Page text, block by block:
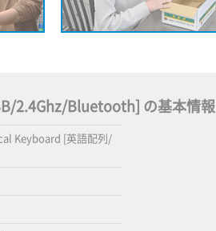
2.4Ghz/Bluetooth] の基本情報
Keyboard [英語配列/